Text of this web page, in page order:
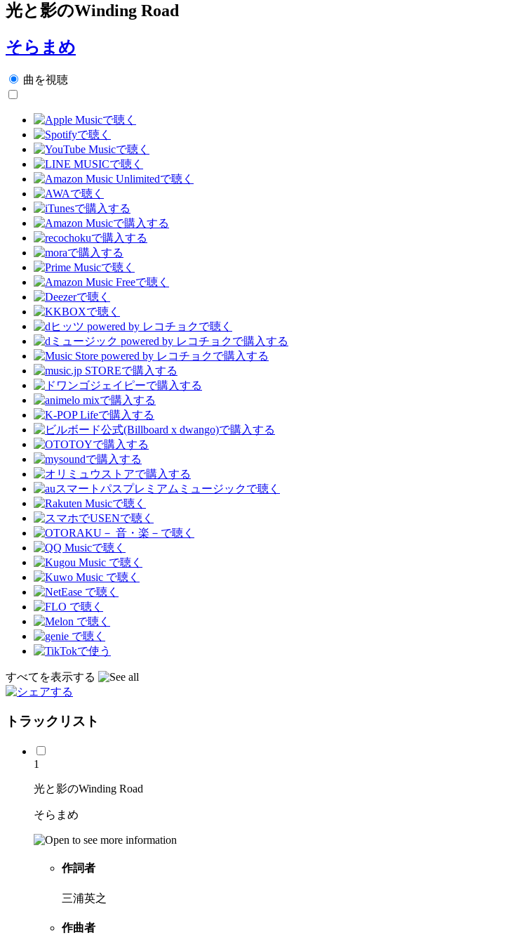
光と影のWinding Road
そらまめ
曲を視聴
すべてを表示する
トラックリスト
1
光と影のWinding Road
そらまめ
作詞者
三浦英之
作曲者